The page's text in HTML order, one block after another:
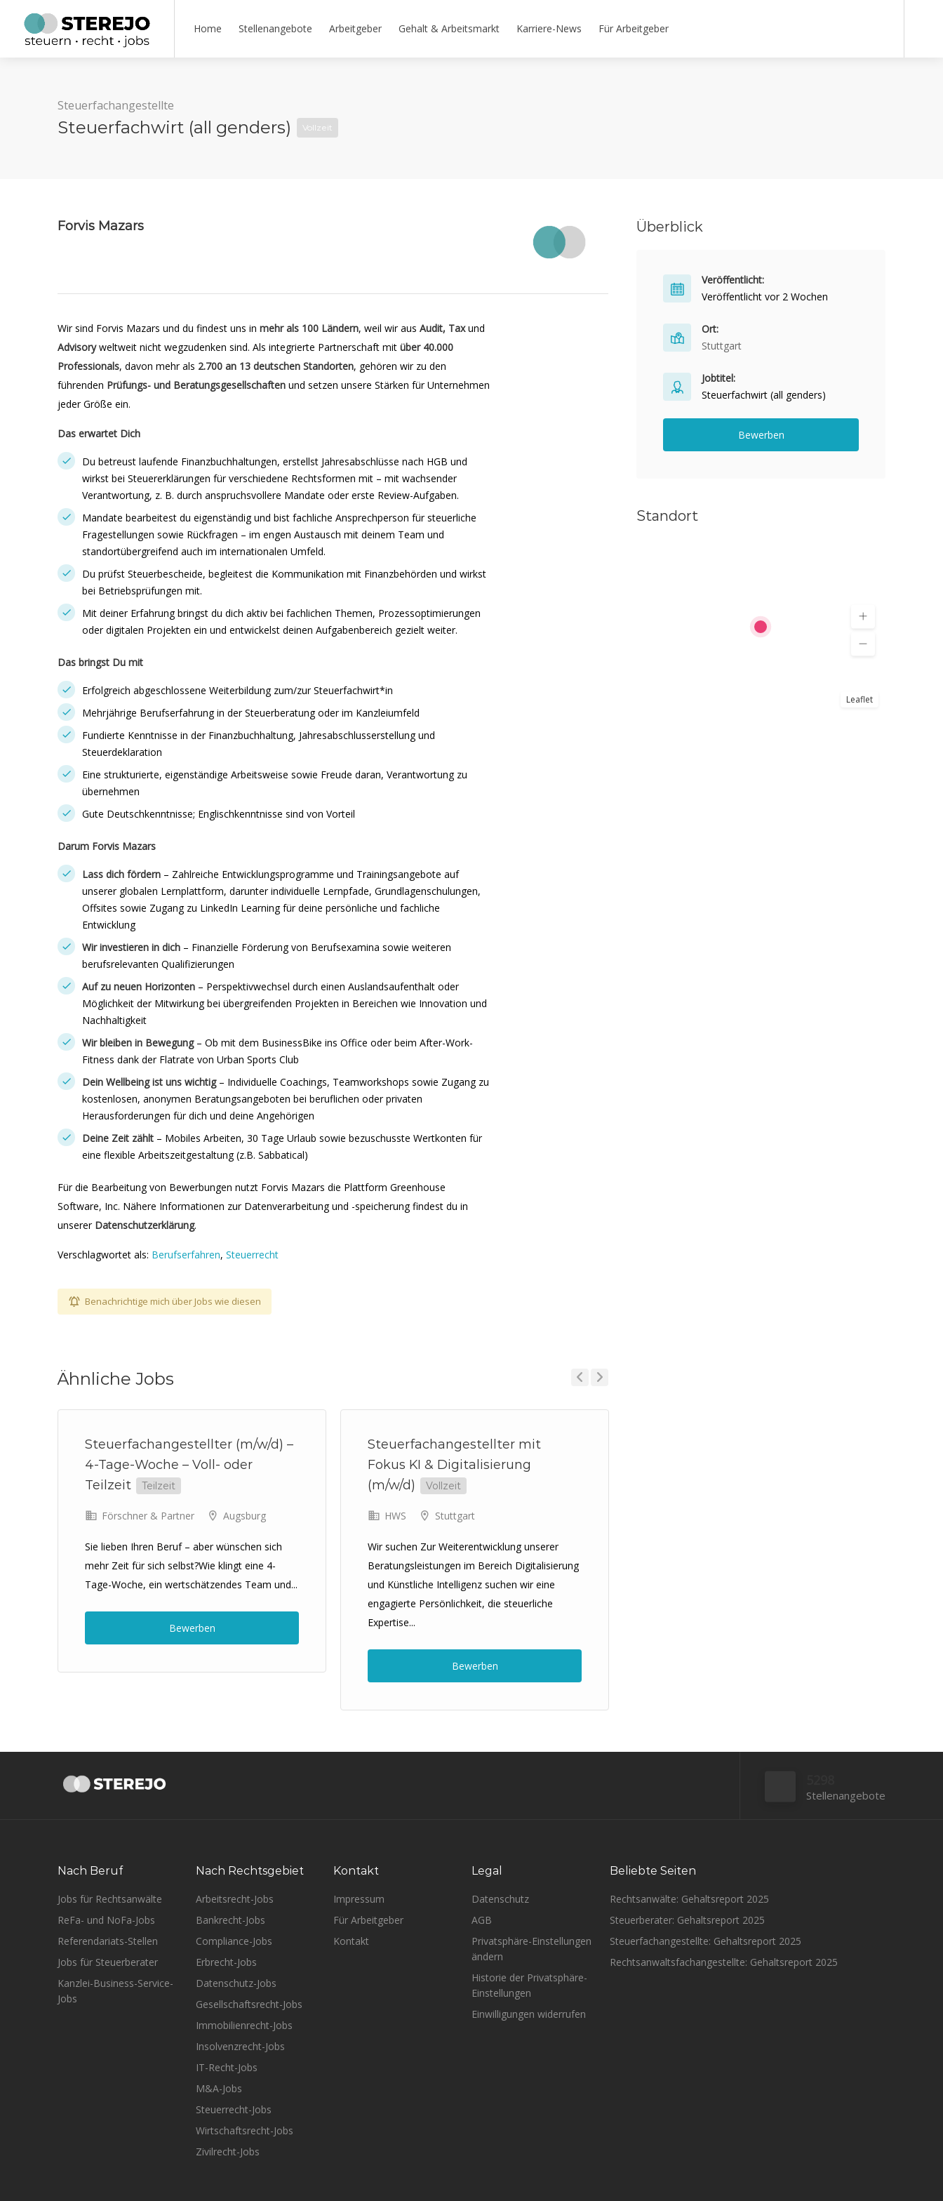
Home Stellenangebote Arbeitgeber Gehalt & Arbeitsmarkt Karriere-News Für Arbeitgeber
Steuerfachangestellte
Steuerfachwirt (all genders) Vollzeit
Forvis Mazars
Wir sind Forvis Mazars und du findest uns in mehr als 100 Ländern, weil wir aus Audit, Taxund
Advisoryweltweit nicht wegzudenken sind. Als integrierte Partnerschaft mit über 40.000
Professionals, davon mehr als 2.700 an 13 deutschen Standorten, gehören wir zu den
führenden Prüfungs- und Beratungsgesellschaften und setzen unsere Stärken für Unternehmen
jeder Größe ein.
Das erwartet Dich
Du betreust laufende Finanzbuchhaltungen, erstellst Jahresabschlüsse nach HGB und
wirkst bei Steuererklärungen für verschiedene Rechtsformen mit – mit wachsender
Verantwortung, z. B. durch anspruchsvollere Mandate oder erste Review-Aufgaben.
Mandate bearbeitest du eigenständig und bist fachliche Ansprechperson für steuerliche
Fragestellungen sowie Rückfragen – im engen Austausch mit deinem Team und
standortübergreifend auch im internationalen Umfeld.
Du prüfst Steuerbescheide, begleitest die Kommunikation mit Finanzbehörden und wirkst
bei Betriebsprüfungen mit.
Mit deiner Erfahrung bringst du dich aktiv bei fachlichen Themen, Prozessoptimierungen
oder digitalen Projekten ein und entwickelst deinen Aufgabenbereich gezielt weiter.
Das bringst Du mit
Erfolgreich abgeschlossene Weiterbildung zum/zur Steuerfachwirt*in
Mehrjährige Berufserfahrung in der Steuerberatung oder im Kanzleiumfeld
Fundierte Kenntnisse in der Finanzbuchhaltung, Jahresabschlusserstellung und
Steuerdeklaration
Eine strukturierte, eigenständige Arbeitsweise sowie Freude daran, Verantwortung zu
übernehmen
Gute Deutschkenntnisse; Englischkenntnisse sind von Vorteil
Darum Forvis Mazars
Lass dich fördern – Zahlreiche Entwicklungsprogramme und Trainingsangebote auf
unserer globalen Lernplattform, darunter individuelle Lernpfade, Grundlagenschulungen,
Offsites sowie Zugang zu LinkedIn Learning für deine persönliche und fachliche
Entwicklung
Wir investieren in dich – Finanzielle Förderung von Berufsexamina sowie weiteren
berufsrelevanten Qualifizierungen
Auf zu neuen Horizonten – Perspektivwechsel durch einen Auslandsaufenthalt oder
Möglichkeit der Mitwirkung bei übergreifenden Projekten in Bereichen wie Innovation und
Nachhaltigkeit
Wir bleiben in Bewegung– Ob mit dem BusinessBike ins Office oder beim After-Work-
Fitness dank der Flatrate von Urban Sports Club
Dein Wellbeing ist uns wichtig – Individuelle Coachings, Teamworkshops sowie Zugang zu
kostenlosen, anonymen Beratungsangeboten bei beruflichen oder privaten
Herausforderungen für dich und deine Angehörigen
Deine Zeit zählt – Mobiles Arbeiten, 30 Tage Urlaub sowie bezuschusste Wertkonten für
eine flexible Arbeitszeitgestaltung (z.B. Sabbatical)
Für die Bearbeitung von Bewerbungen nutzt Forvis Mazars die Plattform Greenhouse
Software, Inc. Nähere Informationen zur Datenverarbeitung und -speicherung findest du in
unserer Datenschutzerklärung.
Verschlagwortet als: Berufserfahren, Steuerrecht
Benachrichtige mich über Jobs wie diesen
Ähnliche Jobs
Steuerfachangestellter (m/w/d) –
4-Tage-Woche – Voll- oder
Teilzeit
Teilzeit
Förschner & Partner Augsburg
Sie lieben Ihren Beruf – aber wünschen sich
mehr Zeit für sich selbst?Wie klingt eine 4-
Tage-Woche, ein wertschätzendes Team und...
Bewerben
Steuerfachangestellter mit
Fokus KI & Digitalisierung
(m/w/d)
Vollzeit
HWS Stuttgart
Wir suchen Zur Weiterentwicklung unserer
Beratungsleistungen im Bereich Digitalisierung
und Künstliche Intelligenz suchen wir eine
engagierte Persönlichkeit, die steuerliche
Expertise...
Bewerben
Überblick
Veröffentlicht:
Veröffentlicht vor 2 Wochen
Ort:
Stuttgart
Jobtitel:
Steuerfachwirt (all genders)
Bewerben
Standort
Leaflet
Stellenangebote
Nach Beruf
Jobs für Rechtsanwälte
ReFa- und NoFa-Jobs
Referendariats-Stellen
Jobs für Steuerberater
Kanzlei-Business-Service-
Jobs
Nach Rechtsgebiet
Arbeitsrecht-Jobs
Bankrecht-Jobs
Compliance-Jobs
Erbrecht-Jobs
Datenschutz-Jobs
Gesellschaftsrecht-Jobs
Immobilienrecht-Jobs
Insolvenzrecht-Jobs
IT-Recht-Jobs
M&A-Jobs
Steuerrecht-Jobs
Wirtschaftsrecht-Jobs
Zivilrecht-Jobs
Kontakt
Impressum
Für Arbeitgeber
Kontakt
Legal
Datenschutz
AGB
Privatsphäre-Einstellungen
ändern
Historie der Privatsphäre-
Einstellungen
Einwilligungen widerrufen
Beliebte Seiten
Rechtsanwälte: Gehaltsreport 2025
Steuerberater: Gehaltsreport 2025
Steuerfachangestellte: Gehaltsreport 2025
Rechtsanwaltsfachangestellte: Gehaltsreport 2025